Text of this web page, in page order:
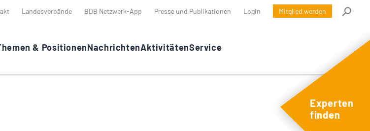
Landesverbände BDB Netzwerk-App Presse und Publikationen Login Mitglied werden
& PositionenNachrichtenAktivitätenService
Experten
finden